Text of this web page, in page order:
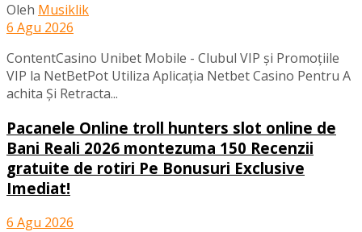
Oleh Musiklik
6 Agu 2026
ContentCasino Unibet Mobile - Clubul VIP și Promoțiile
VIP la NetBetPot Utiliza Aplicația Netbet Casino Pentru A
achita Și Retracta...
Pacanele Online troll hunters slot online de
Bani Reali 2026 montezuma 150 Recenzii
gratuite de rotiri Pe Bonusuri Exclusive
Imediat!
6 Agu 2026